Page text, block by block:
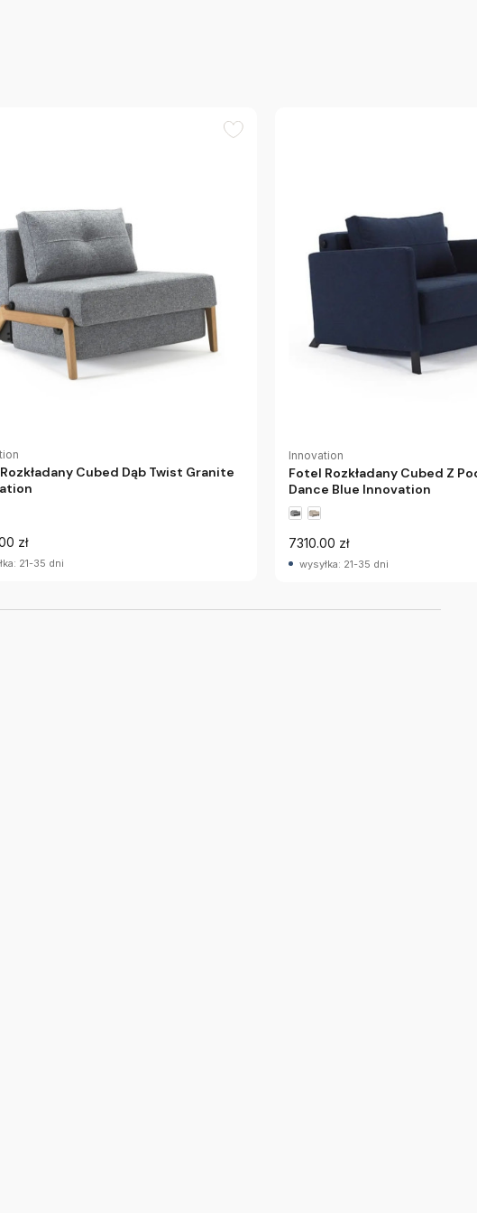
Cubed Dąb Twist Granite
zł
21-35 dni
Innovation
Fotel Rozkładany Cubed Z
Dance Blue Innovation
7310.00 zł
wysyłka: 21-35 dni